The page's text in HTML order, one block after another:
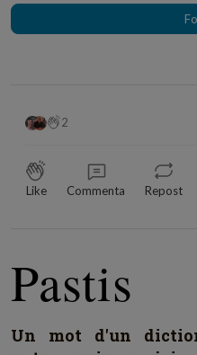
2
Like Commenta Repost
Pastis
Un mot d'un